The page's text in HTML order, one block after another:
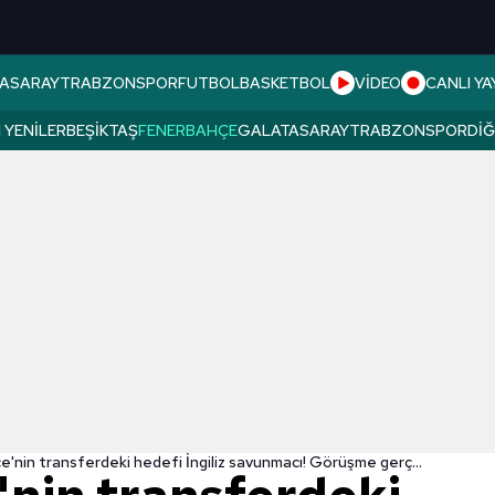
TRABZONSPORFUTBOLBASKETBOL VİDEO CANLI
YENILERBEŞIKTAŞFENERBAHÇEGALATASARAYTRABZONSPOR
Fenerbahçe'nin transferdeki hedefi İngiliz savunmacı! Görüşme gerçekleşti